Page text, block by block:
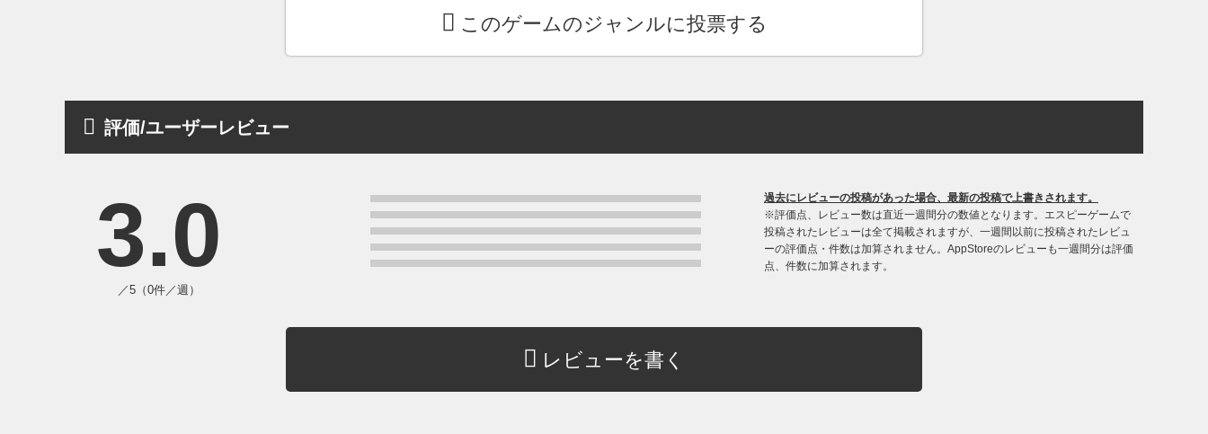
このゲームのジャンルに投票する
評価/ユーザーレビュー
3.0
／5（0件／週）
過去にレビューの投稿があった場合、最新の投稿で上書きされます。
※評価点、レビュー数は直近一週間分の数値となります。エスピーゲームで
投稿されたレビューは全て掲載されますが、一週間以前に投稿されたレビュ
ーの評価点・件数は加算されません。AppStoreのレビューも一週間分は評価
点、件数に加算されます。
レビューを書く